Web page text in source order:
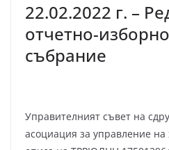
22.02.2022 г. –
отчетно-
събрание
Управителният съвет на
асоциация за управление